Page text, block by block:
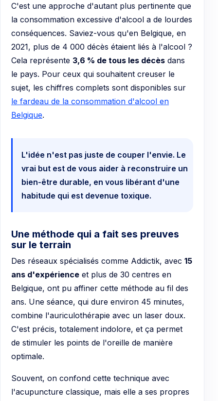
C'est une approche d'autant plus pertinente que
la consommation excessive d'alcool a de lourdes
conséquences. Saviez-vous qu'en Belgique, en
2021, plus de 4 000 décès étaient liés à l'alcool ?
Cela représente 3,6 % de tous les décès dans
le pays. Pour ceux qui souhaitent creuser le
sujet, les chiffres complets sont disponibles sur
le fardeau de la consommation d'alcool en
Belgique.
L'idée n'est pas juste de couper l'envie. Le
vrai but est de vous aider à reconstruire un
bien-être durable, en vous libérant d'une
habitude qui est devenue toxique.
Une méthode qui a fait ses preuves
sur le terrain
Des réseaux spécialisés comme Addictik, avec 15
ans d'expérience et plus de 30 centres en
Belgique, ont pu affiner cette méthode au fil des
ans. Une séance, qui dure environ 45 minutes,
combine l'auriculothérapie avec un laser doux.
C'est précis, totalement indolore, et ça permet
de stimuler les points de l'oreille de manière
optimale.
Souvent, on confond cette technique avec
l'acupuncture classique, mais elle a ses propres